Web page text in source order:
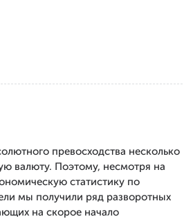
превосходства несколько
валюту. Поэтому, несмотря на
статистику по
мы получили ряд разворотных
на скорое начало